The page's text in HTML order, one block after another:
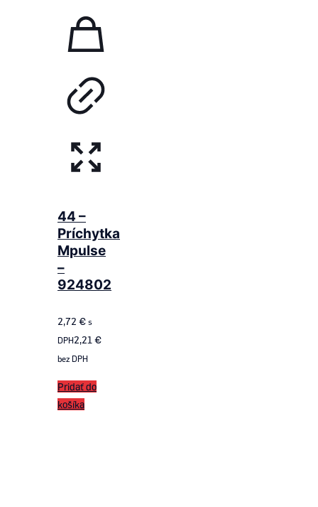
44 –
Príchytka
Mpulse
–
924802
2,72 € s
DPH2,21 €
bez DPH
Pridať do
košíka